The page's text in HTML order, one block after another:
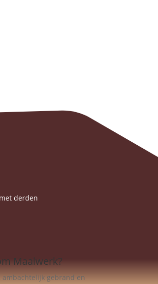
derden
Maalwerk?
ambachtelijk gebrand en